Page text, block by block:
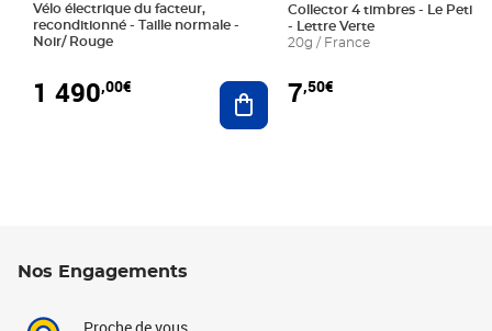
Vélo électrique du facteur,
reconditionné - Taille normale -
Noir/ Rouge
1 490,00€ Ajouter au panier
Collector 4 timbres - Le Petit
- Lettre Verte
20g / France
7,50€
Nos Engagements